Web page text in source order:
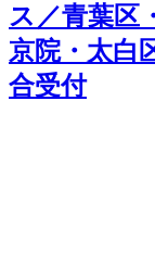
ス／青葉区
京院・太白
合受付